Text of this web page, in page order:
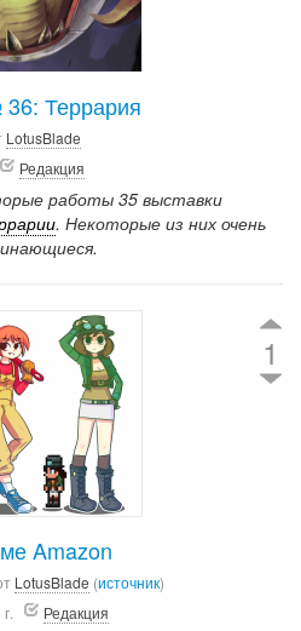
Террария
LotusBlade
Редакция
работы 35 выставки
. Некоторые из них очень
1
Amazon
LotusBlade (источник)
Редакция